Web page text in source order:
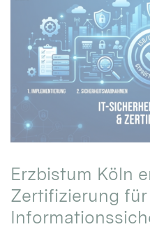
Erzbistum Köln
Zertifizierung für